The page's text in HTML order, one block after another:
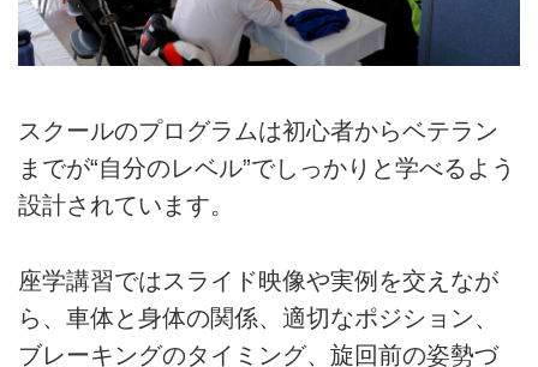
スクールのプログラムは初心者からベテラン
までが“自分のレベル”でしっかりと学べるよう
設計されています。
座学講習ではスライド映像や実例を交えなが
ら、車体と身体の関係、適切なポジション、
ブレーキングのタイミング、旋回前の姿勢づ